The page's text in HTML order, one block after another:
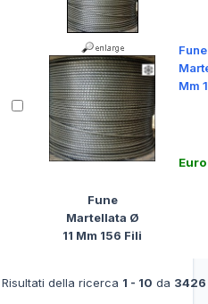
Fune
Martellata Ø
11 Mm 156 Fili
Fune
Mm
Risultati della ricerca 1 - 10 da 3426